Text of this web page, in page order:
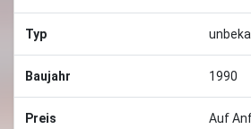
Typ
Baujahr 1990
Preis Auf